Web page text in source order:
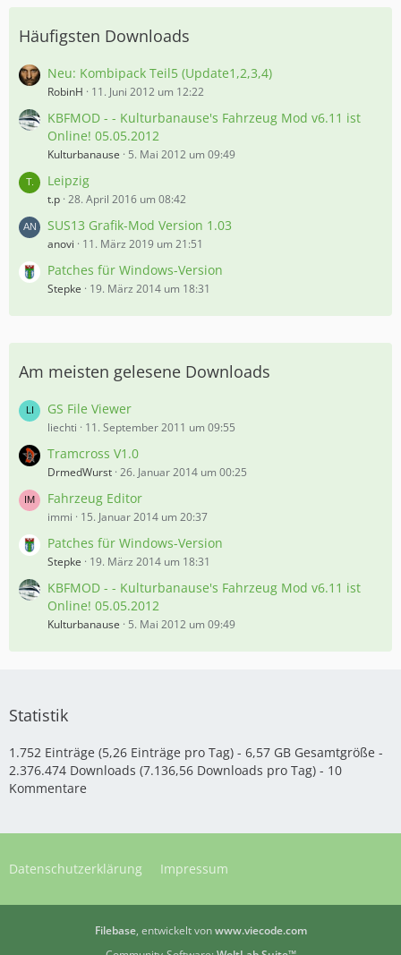
Häufigsten Downloads
Neu: Kombipack Teil5 (Update1,2,3,4)
RobinH 11. Juni 2012 um 12:22
KBFMOD - - Kulturbanause's Fahrzeug Mod v6.11 ist
Online! 05.05.2012
Kulturbanause 5. Mai 2012 um 09:49
Leipzig
t.p 28. April 2016 um 08:42
SUS13 Grafik-Mod Version 1.03
anovi 11. März 2019 um 21:51
Patches für Windows-Version
Stepke 19. März 2014 um 18:31
Am meisten gelesene Downloads
GS File Viewer
liechti 11. September 2011 um 09:55
Tramcross V1.0
DrmedWurst 26. Januar 2014 um 00:25
Fahrzeug Editor
immi 15. Januar 2014 um 20:37
Patches für Windows-Version
Stepke 19. März 2014 um 18:31
KBFMOD - - Kulturbanause's Fahrzeug Mod v6.11 ist
Online! 05.05.2012
Kulturbanause 5. Mai 2012 um 09:49
Statistik
1.752 Einträge (5,26 Einträge pro Tag) - 6,57 GB Gesamtgröße -
2.376.474 Downloads (7.136,56 Downloads pro Tag) - 10
Kommentare
Datenschutzerklärung Impressum
Filebase, entwickelt vonwww.viecode.com